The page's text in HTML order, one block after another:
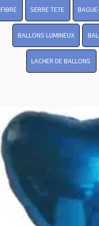
FIBRE SERRE TETE
BALLONS LUMINEUX
LACHER DE BALLONS